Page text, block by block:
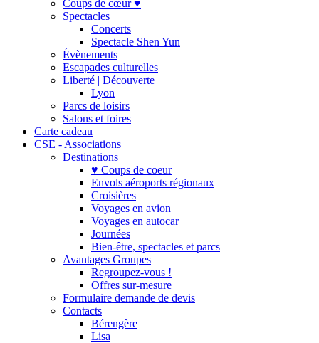
Coups de cœur ♥
Spectacles
Concerts
Spectacle Shen Yun
Évènements
Escapades culturelles
Liberté | Découverte
Lyon
Parcs de loisirs
Salons et foires
Carte cadeau
CSE - Associations
Destinations
♥ Coups de coeur
Envols aéroports régionaux
Croisières
Voyages en avion
Voyages en autocar
Journées
Bien-être, spectacles et parcs
Avantages Groupes
Regroupez-vous !
Offres sur-mesure
Formulaire demande de devis
Contacts
Bérengère
Lisa